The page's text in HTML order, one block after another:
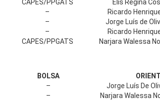
CAPES/PPGATS
Elis Regina
–
Ricardo
–
Jorge Luís de
–
Ricardo
CAPES/PPGATS Narjara Walessa
BOLSA
–
Jorge Luís De
–
Narjara Walessa